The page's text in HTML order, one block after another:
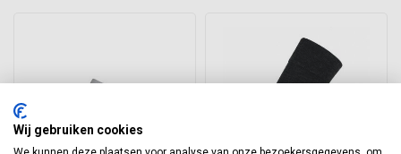
Wij gebruiken cookies